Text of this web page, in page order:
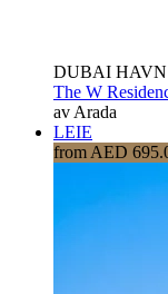
DUBAI HAVN
The W
av Arada
LEIE
from AED